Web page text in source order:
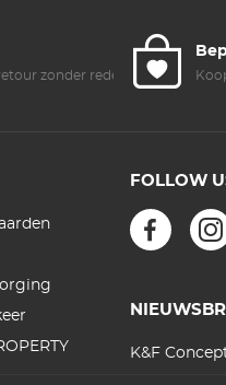
zonder reden
FOLLOW
K&F